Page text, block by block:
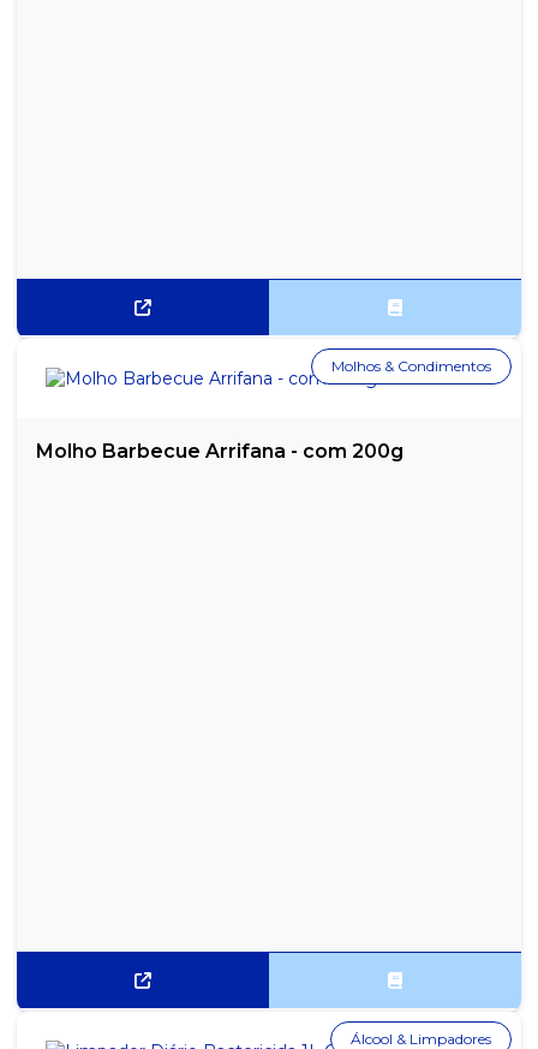
Molho Barbecue Arrifana - com 200g
Molhos & Condimentos
Álcool & Limpadores